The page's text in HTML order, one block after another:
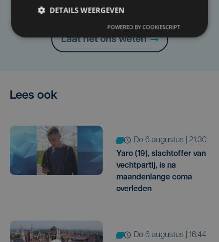
artikel?
Laat het ons weten
Lees ook
do 6 augustus | 21:30
Yaro (19), slachtoffer van
vechtpartij, is na
maandenlange coma
overleden
do 6 augustus | 16:44
DETAILS WEERGEVEN
POWERED BY COOKIESCRIPT